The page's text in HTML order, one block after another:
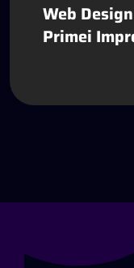
Web
Primei